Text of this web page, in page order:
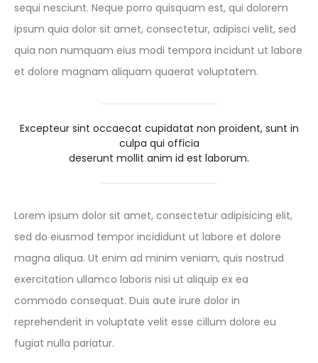
sequi nesciunt. Neque porro quisquam est, qui dolorem
ipsum quia dolor sit amet, consectetur, adipisci velit, sed
quia non numquam eius modi tempora incidunt ut labore
et dolore magnam aliquam quaerat voluptatem.
Excepteur sint occaecat cupidatat non proident, sunt in
culpa qui officia
deserunt mollit anim id est laborum.
Lorem ipsum dolor sit amet, consectetur adipisicing elit,
sed do eiusmod tempor incididunt ut labore et dolore
magna aliqua. Ut enim ad minim veniam, quis nostrud
exercitation ullamco laboris nisi ut aliquip ex ea
commodo consequat. Duis aute irure dolor in
reprehenderit in voluptate velit esse cillum dolore eu
fugiat nulla pariatur.